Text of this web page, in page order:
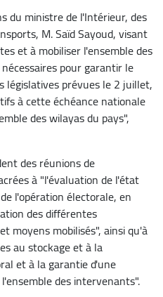
du ministre de l'Intérieur, des
M. Saïd Sayoud, visant
et à mobiliser l'ensemble des
pour garantir le
législatives prévues le 2 juillet,
à cette échéance nationale
des wilayas du pays",
des réunions de
à "l'évaluation de l'état
l'opération électorale, en
des différentes
moyens mobilisés", ainsi qu'à
au stockage et à la
et à la garantie d'une
des intervenants".